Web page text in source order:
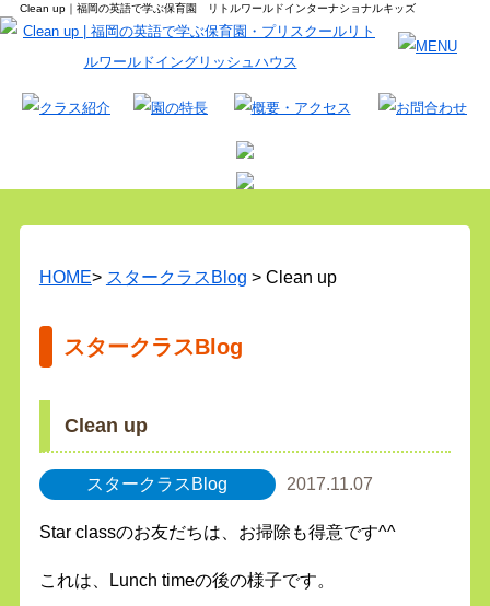
Clean up｜福岡の英語で学ぶ保育園 リトルワールドインターナショナルキッズ
HOME> スタークラスBlog > Clean up
スタークラスBlog
Clean up
スタークラスBlog 2017.11.07
Star classのお友だちは、お掃除も得意です^^
これは、Lunch timeの後の様子です。